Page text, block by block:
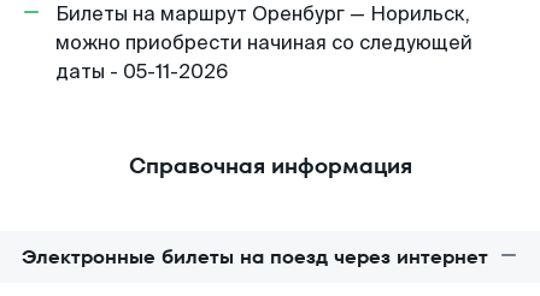
Билеты на маршрут Оренбург — Норильск,
можно приобрести начиная со следующей
даты - 05-11-2026
Справочная информация
Электронные билеты на поезд через интернет